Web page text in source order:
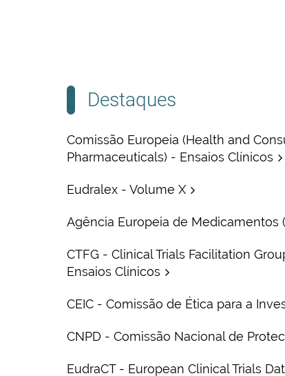
Destaques
Comissão Europeia (Health and
Pharmaceuticals) - Ensaios Clínicos
Eudralex - Volume X
Agência Europeia de Medicamentos
CTFG - Clinical Trials Facilitation
Ensaios Clínicos
CEIC - Comissão de Ética para a
CNPD - Comissão Nacional de
EudraCT - European Clinical Trials